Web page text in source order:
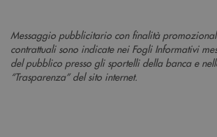
Messaggio pubblicitario con finalità
contrattuali sono indicate nei Fogli Informativi
del pubblico presso gli sportelli della banca e
“Trasparenza” del sito internet.